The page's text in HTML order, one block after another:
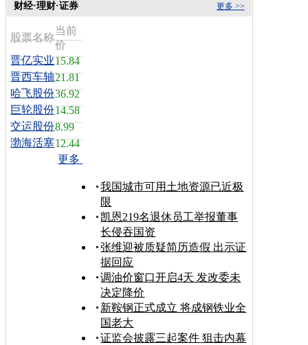
更多 >>
财经·理财·证券
股票名称
当前
价
晋亿实业15.84
晋西车轴21.81
哈飞股份36.92
巨轮股份14.58
交运股份8.99
渤海活塞12.44
更多
我国城市可用土地资源已近极
限
凯恩219名退休员工举报董事
长侵吞国资
张维迎被质疑简历造假 出示证
据回应
调油价窗口开启4天 发改委未
决定降价
新鞍钢正式成立 将成钢铁业全
国老大
证监会披露三起案件 狙击内幕